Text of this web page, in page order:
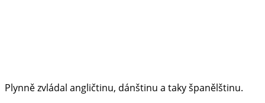
Plynně zvládal angličtinu, dánštinu a taky španělštinu.